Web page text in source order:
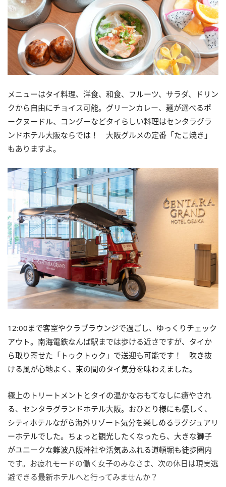
メニューはタイ料理、洋食、和食、フルーツ、サラダ、ドリン
クから自由にチョイス可能。グリーンカレー、麺が選べるポ
ークヌードル、コングーなどタイらしい料理はセンタラグラ
ンドホテル大阪ならでは！ 大阪グルメの定番「たこ焼き」
もありますよ。
12:00まで客室やクラブラウンジで過ごし、ゆっくりチェック
アウト。南海電鉄なんば駅までは歩ける近さですが、タイか
ら取り寄せた「トゥクトゥク」で送迎も可能です！ 吹き抜
ける風が心地よく、束の間のタイ気分を味わえました。
極上のトリートメントとタイの温かなおもてなしに癒やされ
る、センタラグランドホテル大阪。おひとり様にも優しく、
シティホテルながら海外リゾート気分を楽しめるラグジュアリ
ーホテルでした。ちょっと観光したくなったら、大きな獅子
がユニークな難波八阪神社や活気あふれる道頓堀も徒歩圏内
です。お疲れモードの働く女子のみなさま、次の休日は現実逃
避できる最新ホテルへと行ってみませんか？